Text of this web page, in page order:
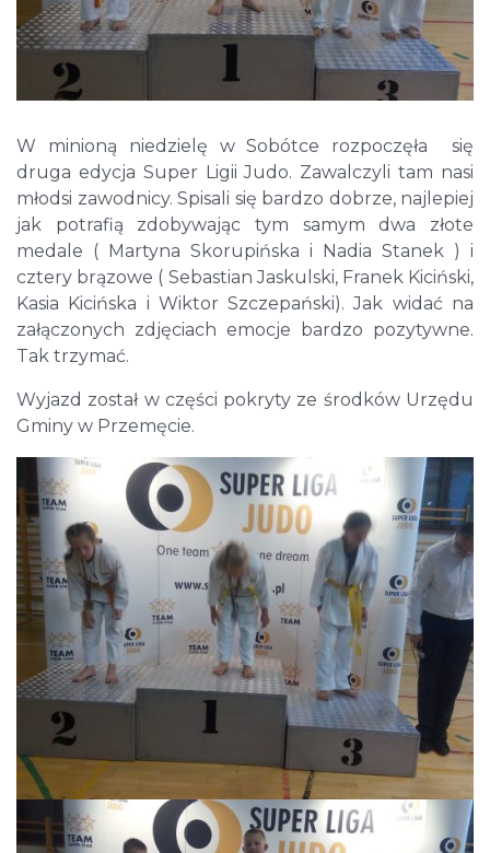
W minioną niedzielę w Sobótce rozpoczęła się
druga edycja Super Ligii Judo. Zawalczyli tam nasi
młodsi zawodnicy. Spisali się bardzo dobrze, najlepiej
jak potrafią zdobywając tym samym dwa złote
medale ( Martyna Skorupińska i Nadia Stanek ) i
cztery brązowe ( Sebastian Jaskulski, Franek Kiciński,
Kasia Kicińska i Wiktor Szczepański). Jak widać na
załączonych zdjęciach emocje bardzo pozytywne.
Tak trzymać.
Wyjazd został w części pokryty ze środków Urzędu
Gminy w Przemęcie.